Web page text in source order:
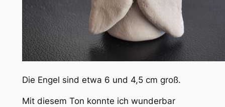
Die Engel sind etwa 6 und 4,5 cm groß.
Mit diesem Ton konnte ich wunderbar